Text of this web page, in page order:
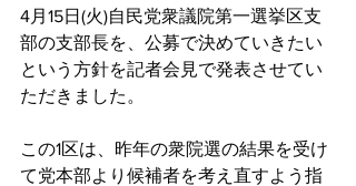
4月15日(火)自民党衆議院第一選挙区支
部の支部長を、公募で決めていきたい
という方針を記者会見で発表させてい
ただきました。
この1区は、昨年の衆院選の結果を受け
て党本部より候補者を考え直すよう指